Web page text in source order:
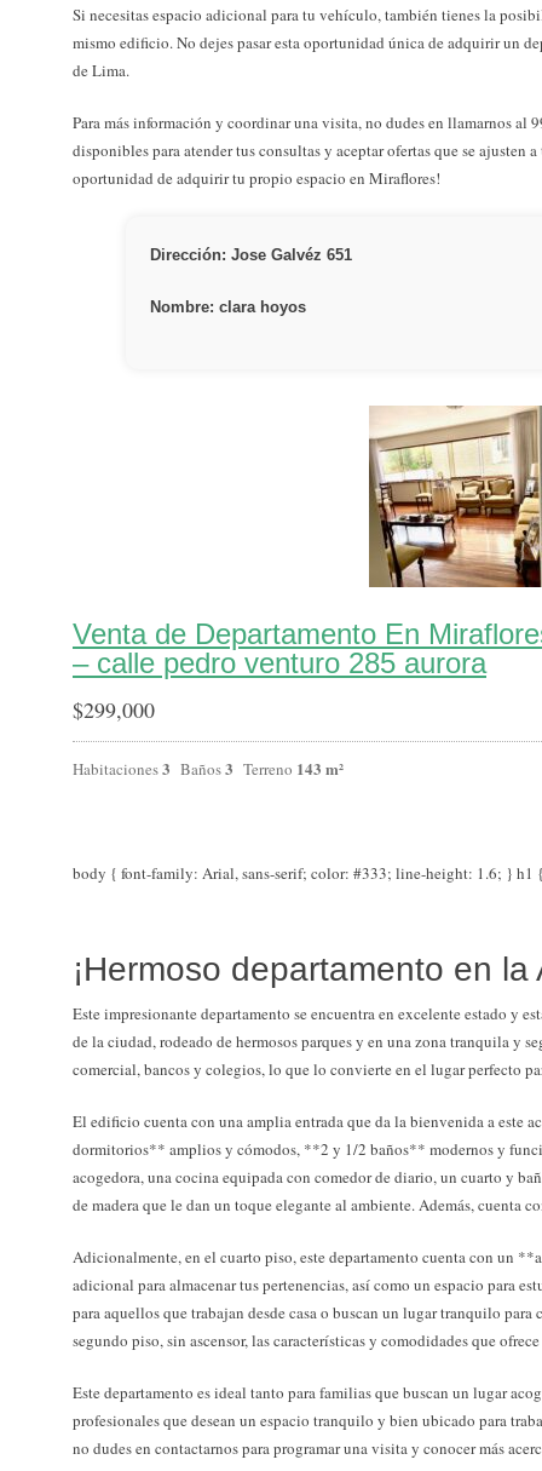
Si necesitas espacio adicional para tu vehículo, también tienes la
mismo edificio. No dejes pasar esta oportunidad única de adquirir un
de Lima.
Para más información y coordinar una visita, no dudes en llamarnos al
disponibles para atender tus consultas y aceptar ofertas que se ajusten a
oportunidad de adquirir tu propio espacio en Miraflores!
Dirección: Jose Galvéz 651
Nombre: clara hoyos
Venta de Departamento En
– calle pedro venturo 285 aurora
$299,000
Habitaciones3 Baños3 Terreno 143 m²
body { font-family: Arial, sans-serif; color: #333; line-height: 1.6; }
¡Hermoso departamento en la
Este impresionante departamento se encuentra en excelente estado y
de la ciudad, rodeado de hermosos parques y en una zona tranquila y
comercial, bancos y colegios, lo que lo convierte en el lugar perfecto
El edificio cuenta con una amplia entrada que da la bienvenida a este
dormitorios** amplios y cómodos, **2 y 1/2 baños** modernos y
acogedora, una cocina equipada con comedor de diario, un cuarto y
de madera que le dan un toque elegante al ambiente. Además, cuenta
Adicionalmente, en el cuarto piso, este departamento cuenta con un
adicional para almacenar tus pertenencias, así como un espacio para
para aquellos que trabajan desde casa o buscan un lugar tranquilo para
segundo piso, sin ascensor, las características y comodidades que
Este departamento es ideal tanto para familias que buscan un lugar
profesionales que desean un espacio tranquilo y bien ubicado para
no dudes en contactarnos para programar una visita y conocer más